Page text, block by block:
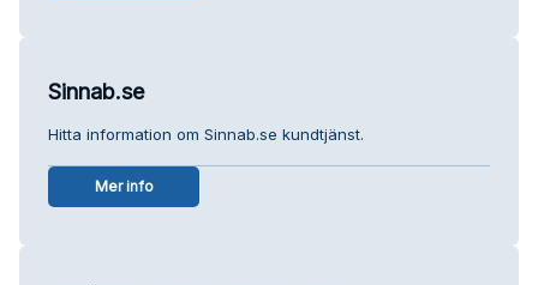
Sinnab.se
Hitta information om Sinnab.se kundtjänst.
Mer info